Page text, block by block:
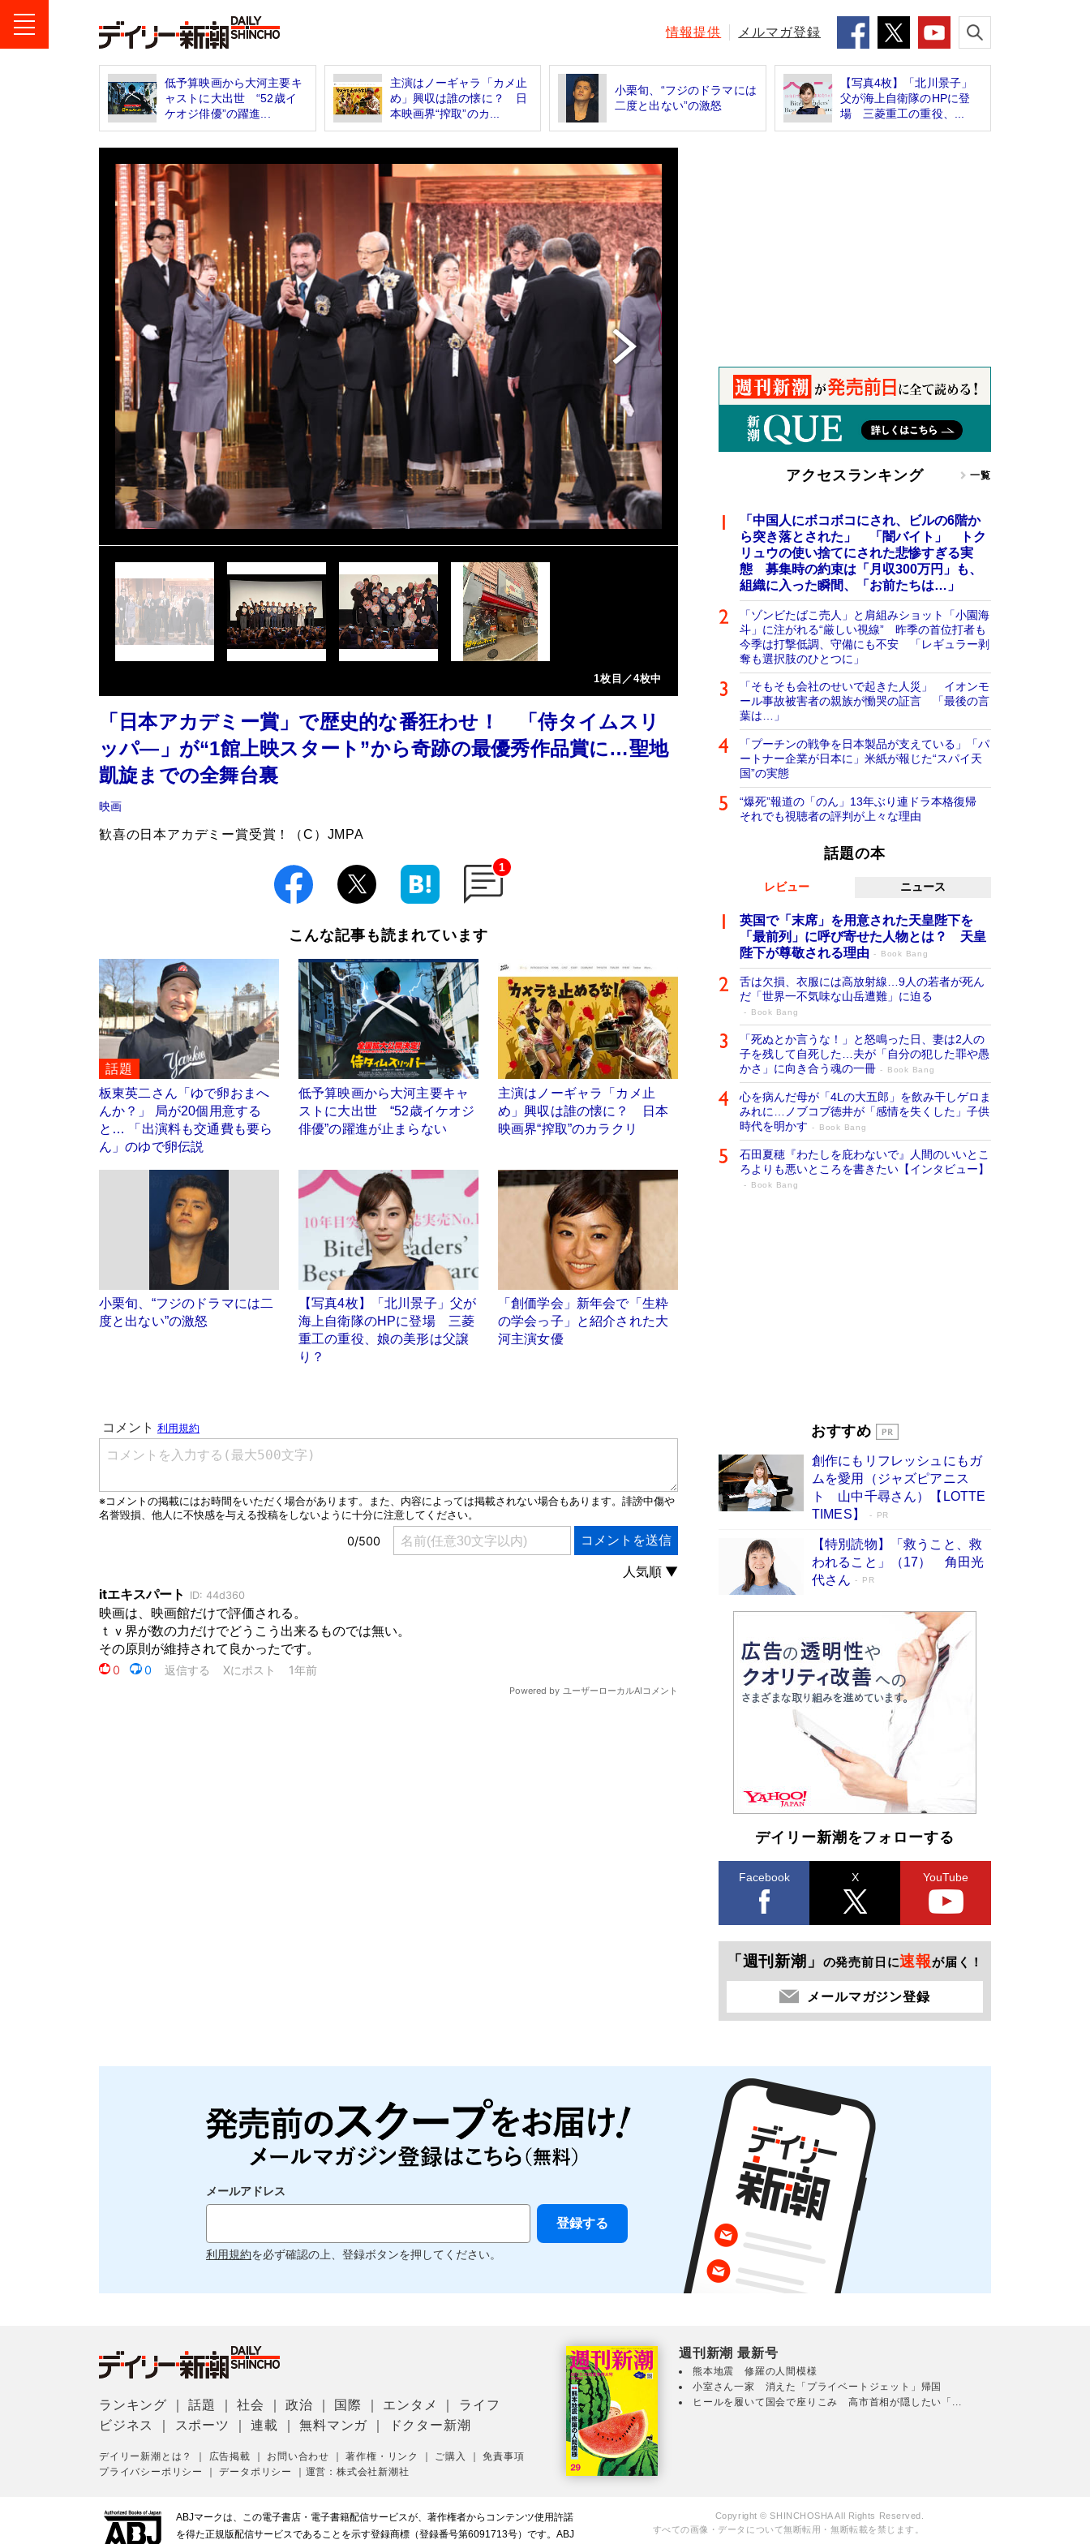
情報提供 メルマガ登録
低予算映画から大河主要キ
ャストに大出世 “52歳イ
ケオジ俳優”の躍進...
主演はノーギャラ「カメ止
め」興収は誰の懐に？ 日
本映画界“搾取”のカ...
小栗旬、“フジのドラマには
二度と出ない”の激怒
【写真4枚】「北川景子」
父が海上自衛隊のHPに登
場 三菱重工の重役、...
1枚目／4枚中
「日本アカデミー賞」で歴史的な番狂わせ！ 「侍タイムスリ
ッパ―」が“1館上映スタート”から奇跡の最優秀作品賞に…聖地
凱旋までの全舞台裏
映画
歓喜の日本アカデミー賞受賞！（C）JMPA
1
こんな記事も読まれています
話題
板東英二さん「ゆで卵おまへ
んか？」 局が20個用意する
と… 「出演料も交通費も要ら
ん」のゆで卵伝説
低予算映画から大河主要キャ
ストに大出世 “52歳イケオジ
俳優”の躍進が止まらない
主演はノーギャラ「カメ止
め」興収は誰の懐に？ 日本
映画界“搾取”のカラクリ
小栗旬、“フジのドラマには二
度と出ない”の激怒
【写真4枚】「北川景子」父が
海上自衛隊のHPに登場 三菱
重工の重役、娘の美形は父譲
り？
「創価学会」新年会で「生粋
の学会っ子」と紹介された大
河主演女優
アクセスランキング 一覧
「中国人にボコボコにされ、ビルの6階か
ら突き落とされた」 「闇バイト」 トク
リュウの使い捨てにされた悲惨すぎる実
態 募集時の約束は「月収300万円」も、
組織に入った瞬間、「お前たちは…」
「ゾンビたばこ売人」と肩組みショット「小園海
斗」に注がれる“厳しい視線” 昨季の首位打者も
今季は打撃低調、守備にも不安 「レギュラー剥
奪も選択肢のひとつに」
「そもそも会社のせいで起きた人災」 イオンモ
ール事故被害者の親族が慟哭の証言 「最後の言
葉は…」
「プーチンの戦争を日本製品が支えている」「パ
ートナー企業が日本に」米紙が報じた“スパイ天
国”の実態
“爆死”報道の「のん」13年ぶり連ドラ本格復帰
それでも視聴者の評判が上々な理由
話題の本
レビュー ニュース
英国で「末席」を用意された天皇陛下を
「最前列」に呼び寄せた人物とは？ 天皇
陛下が尊敬される理由
Book Bang
舌は欠損、衣服には高放射線…9人の若者が死ん
だ「世界一不気味な山岳遭難」に迫る
Book Bang
「死ぬとか言うな！」と怒鳴った日、妻は2人の
子を残して自死した…夫が「自分の犯した罪や愚
かさ」に向き合う魂の一冊
Book Bang
心を病んだ母が「4Lの大五郎」を飲み干しゲロま
みれに…ノブコブ徳井が「感情を失くした」子供
時代を明かす
Book Bang
石田夏穂『わたしを庇わないで』人間のいいとこ
ろよりも悪いところを書きたい【インタビュー】
Book Bang
開発への関心を押し上げた18年の物語に幕 特装
Book Bang
「不意に涙が出そうに…」高嶋政伸が明かし
た“13歳の娘を暴行する役”への葛藤 インティマ
シーコーディネーターに支えられたNHK『大奥』
おすすめ
創作にもリフレッシュにもガ
ムを愛用（ジャズピアニス
ト 山中千尋さん）【LOTTE
TIMES】
PR
【特別読物】「救うこと、救
われること」（17） 角田光
代さん
PR
デイリー新潮をフォローする
Facebook X YouTube
「週刊新潮」 の発売前日に速報が届く！
メールマガジン登録
メールアドレス
利用規約を必ず確認の上、登録ボタンを押してください。
ランキング ｜話題 ｜社会 ｜政治 国際 エンタメ
ライフ
ビジネス
スポーツ ｜連載 ｜無料マンガ ドクター新潮
デイリー新潮とは？ 広告掲載 お問い合わせ ｜著作権・リンク ご購入 ｜免責事項
プライバシーポリシー
｜データポリシー 運営：株式会社新潮社
週刊新潮 最新号
熊本地震 修羅の人間模様
小室さん一家 消えた「プライベートジェット」帰国
ヒールを履いて国会で座りこみ 高市首相が隠したい「...
ABJマークは、この電子書店・電子書籍配信サービスが、著作権者からコンテンツ使用許諾
を得た正規版配信サービスであることを示す登録商標（登録番号第6091713号）です。ABJ
Copyright © SHINCHOSHA All Rights Reserved.
すべての画像・データについて無断転用・無断転載を禁じます。